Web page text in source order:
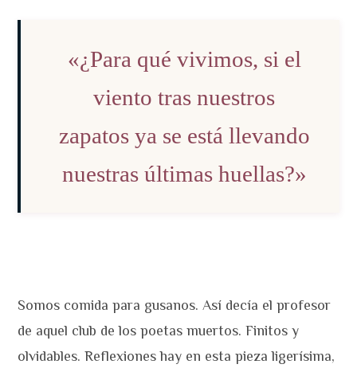
«¿Para qué vivimos, si el
viento tras nuestros
zapatos ya se está llevando
nuestras últimas huellas?»
Somos comida para gusanos. Así decía el profesor
de aquel club de los poetas muertos. Finitos y
olvidables. Reflexiones hay en esta pieza ligerísima,